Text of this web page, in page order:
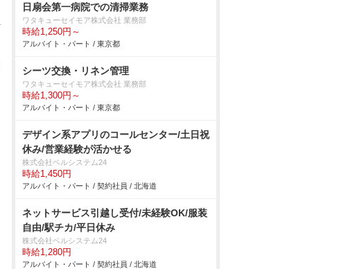
日扇会第一病院での清掃業務
ワタキューセイモア株式会社 業務部
時給1,250円～
アルバイト・パート / 東京都
シーツ交換・リネン管理
ワタキューセイモア株式会社 業務部
時給1,300円～
アルバイト・パート / 東京都
デザイン系アプリのコールセンター/土日祝
休み/営業経験が活かせる
株式会社ベルシステム24
時給1,450円
アルバイト・パート / 契約社員 / 北海道
ネットサービス引越し受付/未経験OK/服装
自由/駅チカ/平日休み
株式会社ベルシステム24
時給1,280円
アルバイト・パート / 契約社員 / 北海道